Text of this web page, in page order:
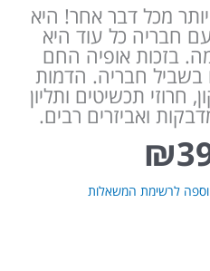
מכל דבר אחר! היא
חבריה כל עוד היא
בזכות אופיה החם
בשביל חבריה. הדמות
חרוזי תכשיטים ותליון
ואביזרים רבים.
₪
לרשימת המשאלות